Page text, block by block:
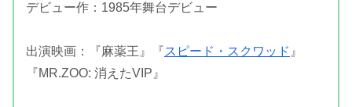
デビュー作：1985年舞台デビュー
出演映画：『麻薬王』『スピード・スクワッド 』
『MR.ZOO: 消えたVIP』